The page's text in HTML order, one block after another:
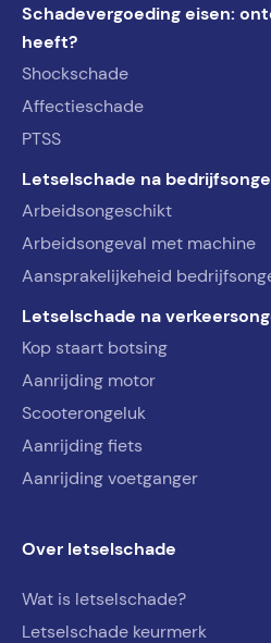
Schadevergoeding eisen:
heeft?
Shockschade
Affectieschade
PTSS
Letselschade na
Arbeidsongeschikt
Arbeidsongeval met machine
Aansprakelijkeheid
Letselschade na
Kop staart botsing
Aanrijding motor
Scooterongeluk
Aanrijding fiets
Aanrijding voetganger
Over letselschade
Wat is letselschade?
Letselschade keurmerk